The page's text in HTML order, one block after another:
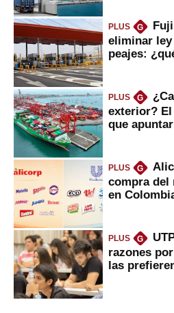
PLUS G
eliminar ley
peajes:
PLUS G
exterior? El
que
PLUS G
compra del
en
PLUS G
razones
las